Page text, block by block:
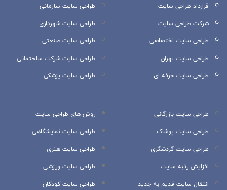
قرارداد طراحی سایت
شرکت طراحی سایت
طراحی سایت اختصاصی
طراحی سایت تهران
طراحی سایت حرفه ای
طراحی سایت سازمانی
طراحی سایت شهرداری
طراحی سایت صنعتی
طراحی سایت شرکت ساختمانی
طراحی سایت پزشکی
طراحی سایت بازرگانی
طراحی سایت پوشاک
طراحی سایت گردشگری
افزایش رتبه سایت
انتقال سایت قدیم به جدید
روش های طراحی سایت
طراحی سایت نمایشگاهی
طراحی سایت هنری
طراحی سایت ورزشی
طراحی سایت کودکان